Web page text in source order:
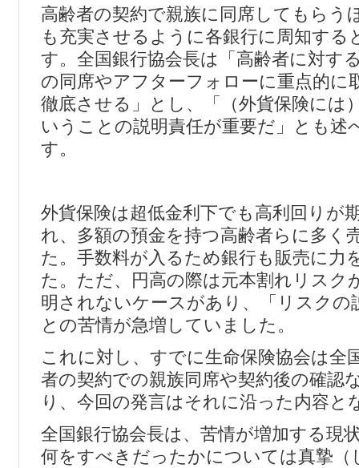
高齢者の契約で親族に同席してもらう
も充実させるように各銀行に周知する
す。全国銀行協会長は「高齢者に対す
の同席やアフターフォローに重点的に
徹底させる」とし、「（外貨保険には
いうことの説明責任が重要だ」とも述
す。
外貨保険は超低金利下でも高利回りが
れ、多額の預金を持つ高齢者らに多く
た。手数料が入るため銀行も販売に力
た。ただ、円高の際は元本割れリスク
明されないケースがあり、「リスクの
との苦情が急増していました。
これに対し、すでに生命保険協会は全
者の契約での親族同席や契約後の確認
り、今回の発言はそれに沿った内容と
全国銀行協会長は、苦情が増加する現
何をすべきだったかについては真摯（